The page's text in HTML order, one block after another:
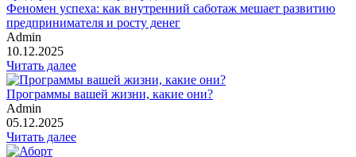
Феномен успеха: как внутренний саботаж мешает развитию
предпринимателя и росту денег
Admin
10.12.2025
Читать далее
Программы вашей жизни, какие они?
Admin
05.12.2025
Читать далее